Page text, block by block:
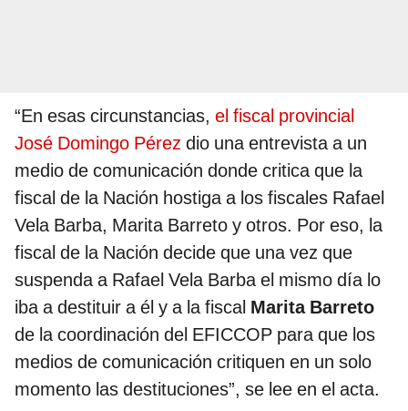
“En esas circunstancias, el fiscal provincial
José Domingo Pérez dio una entrevista a un
medio de comunicación donde critica que la
fiscal de la Nación hostiga a los fiscales Rafael
Vela Barba, Marita Barreto y otros. Por eso, la
fiscal de la Nación decide que una vez que
suspenda a Rafael Vela Barba el mismo día lo
iba a destituir a él y a la fiscal Marita Barreto
de la coordinación del EFICCOP para que los
medios de comunicación critiquen en un solo
momento las destituciones”, se lee en el acta.